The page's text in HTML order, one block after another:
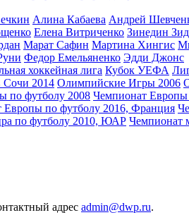
Алина Кабаева Андрей
Елена Витриченко Зинедин
Марат Сафин Мартина Хингис
Федор Емельяненко Эдди Джонс
хоккейная лига Кубок УЕФА
2014 Олимпийские Игры 2006
по футболу 2008 Чемпионат Европы
Европы по футболу 2016, Франция
по футболу 2010, ЮАР Чемпионат
адрес admin@dwp.ru.